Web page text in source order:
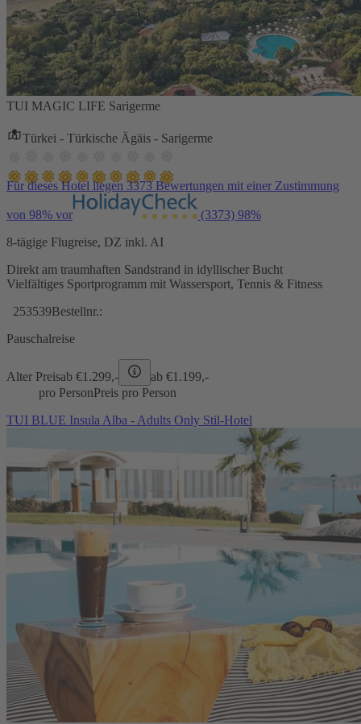
TUI MAGIC LIFE Sarigerme
Türkei - Türkische Ägäis - Sarigerme
Für dieses Hotel liegen 3373 Bewertungen mit einer Zustimmung
von 98% vor (3373) 98%
8-tägige Flugreise, DZ inkl. AI
Direkt am traumhaften Sandstrand in idyllischer Bucht
Vielfältiges Sportprogramm mit Wassersport, Tennis & Fitness
253539Bestellnr.:
Pauschalreise
Alter Preisab €1.299,- ab €1.199,-
pro PersonPreis pro Person
TUI BLUE Insula Alba - Adults Only Stil-Hotel